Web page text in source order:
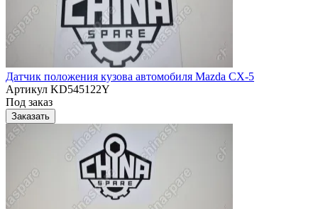
Датчик положения кузова автомобиля Mazda CX-5
Артикул KD545122Y
Под заказ
Заказать